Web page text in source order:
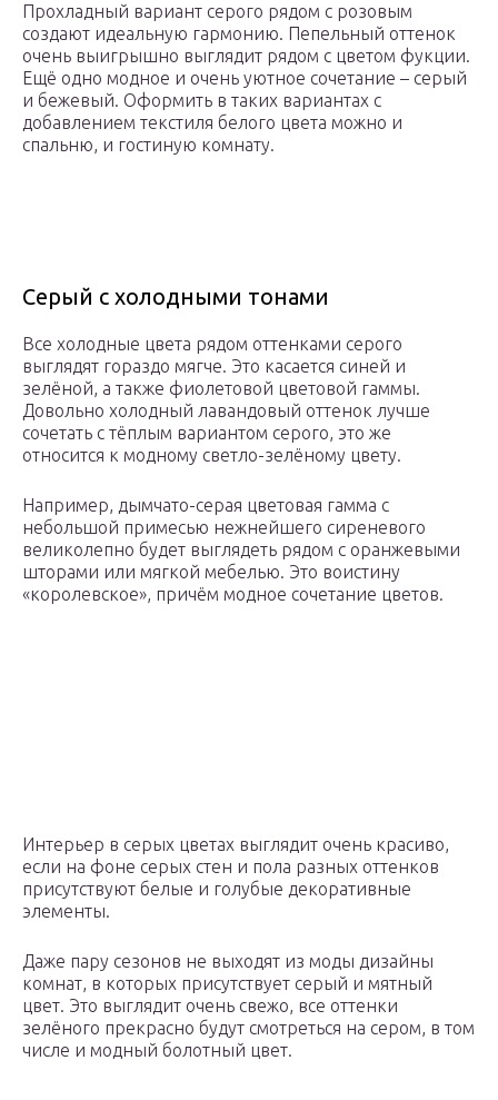
Прохладный вариант серого рядом с розовым
создают идеальную гармонию. Пепельный оттенок
очень выигрышно выглядит рядом с цветом фукции.
Ещё одно модное и очень уютное сочетание – серый
и бежевый. Оформить в таких вариантах с
добавлением текстиля белого цвета можно и
спальню, и гостиную комнату.
Серый с холодными тонами
Все холодные цвета рядом оттенками серого
выглядят гораздо мягче. Это касается синей и
зелёной, а также фиолетовой цветовой гаммы.
Довольно холодный лавандовый оттенок лучше
сочетать с тёплым вариантом серого, это же
относится к модному светло-зелёному цвету.
Например, дымчато-серая цветовая гамма с
небольшой примесью нежнейшего сиреневого
великолепно будет выглядеть рядом с оранжевыми
шторами или мягкой мебелью. Это воистину
«королевское», причём модное сочетание цветов.
Интерьер в серых цветах выглядит очень красиво,
если на фоне серых стен и пола разных оттенков
присутствуют белые и голубые декоративные
элементы.
Даже пару сезонов не выходят из моды дизайны
комнат, в которых присутствует серый и мятный
цвет. Это выглядит очень свежо, все оттенки
зелёного прекрасно будут смотреться на сером, в том
числе и модный болотный цвет.